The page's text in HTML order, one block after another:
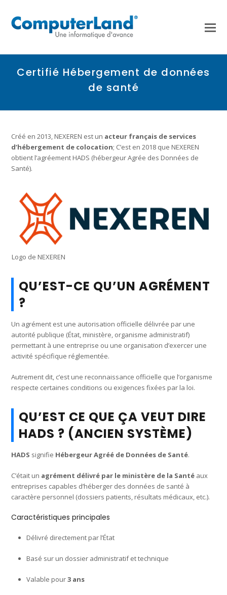
Certifié Hébergement de données
de santé
Créé en 2013, NEXEREN est un acteur français de services
d’hébergement de colocation; C’est en 2018 que NEXEREN
obtient l’agréement HADS (hébergeur Agrée des Données de
Santé).
Logo de NEXEREN
QU’EST-CE QU’UN AGRÉMENT
?
Un agrément est une autorisation officielle délivrée par une
autorité publique (État, ministère, organisme administratif)
permettant à une entreprise ou une organisation d’exercer une
activité spécifique réglementée.
Autrement dit, c’est une reconnaissance officielle que l’organisme
respecte certaines conditions ou exigences fixées par la loi.
QU’EST CE QUE ÇA VEUT DIRE
HADS ? (ANCIEN SYSTÈME)
HADS signifie Hébergeur Agréé de Données de Santé.
C’était un agrément délivré par le ministère de la Santé aux
entreprises capables d’héberger des données de santé à
caractère personnel (dossiers patients, résultats médicaux, etc.).
Caractéristiques principales
Délivré directement par l’État
Basé sur un dossier administratif et technique
Valable pour3 ans